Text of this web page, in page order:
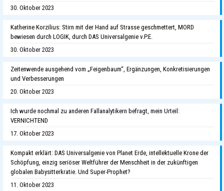
30. Oktober 2023
Katherine Korzilius: Stirn mit der Hand auf Strasse geschmettert, MORD
bewiesen durch LOGIK, durch DAS Universalgenie v.P.E.
30. Oktober 2023
Zeitenwende ausgehend vom „Feigenbaum“, Ergänzungen, Konkretisierungen
und Verbesserungen
20. Oktober 2023
Ich wurde nochmal zu anderen Fallanalytikern befragt, mein Urteil:
VERNICHTEND
17. Oktober 2023
Kompakt erklärt: DAS Universalgenie von Planet Erde, intellektuelle Krone der
Schöpfung, einzig seriöser Weltführer der Menschheit in der zukünftigen
globalen Babysitterkratie. Und Super-Prophet?
11. Oktober 2023